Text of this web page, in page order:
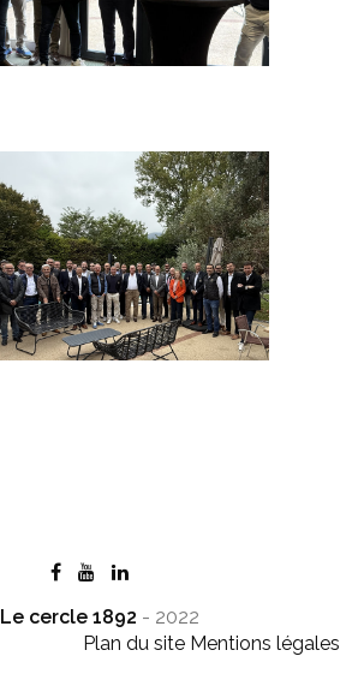
Le cercle 1892 - 2022
Plan du site Mentions légales